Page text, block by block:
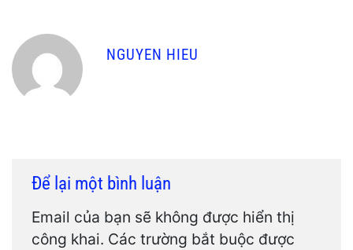
NGUYEN HIEU
Để lại một bình luận
Email của bạn sẽ không được hiển thị
công khai. Các trường bắt buộc được